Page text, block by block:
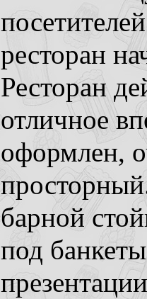
ресторан
Ресторан
отличное
оформлен,
барной
под